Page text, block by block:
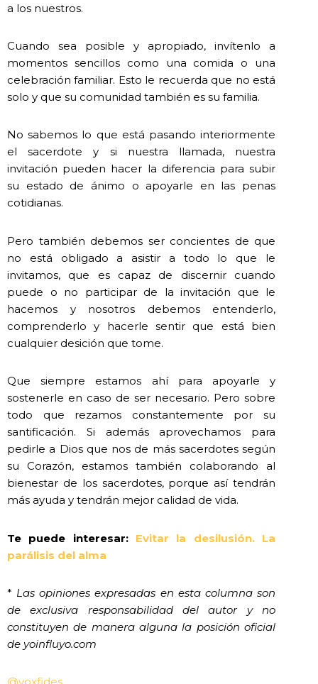
a los nuestros.
Cuando sea posible y apropiado, invítenlo a
momentos sencillos como una comida o una
celebración familiar. Esto le recuerda que no está
solo y que su comunidad también es su familia.
No sabemos lo que está pasando interiormente
el sacerdote y si nuestra llamada, nuestra
invitación pueden hacer la diferencia para subir
su estado de ánimo o apoyarle en las penas
cotidianas.
Pero también debemos ser concientes de que
no está obligado a asistir a todo lo que le
invitamos, que es capaz de discernir cuando
puede o no participar de la invitación que le
hacemos y nosotros debemos entenderlo,
comprenderlo y hacerle sentir que está bien
cualquier desición que tome.
Que siempre estamos ahí para apoyarle y
sostenerle en caso de ser necesario. Pero sobre
todo que rezamos constantemente por su
santificación. Si además aprovechamos para
pedirle a Dios que nos de más sacerdotes según
su Corazón, estamos también colaborando al
bienestar de los sacerdotes, porque así tendrán
más ayuda y tendrán mejor calidad de vida.
Te puede interesar: Evitar la desilusión. La
parálisis del alma
* Las opiniones expresadas en esta columna son
de exclusiva responsabilidad del autor y no
constituyen de manera alguna la posición oficial
de yoinfluyo.com